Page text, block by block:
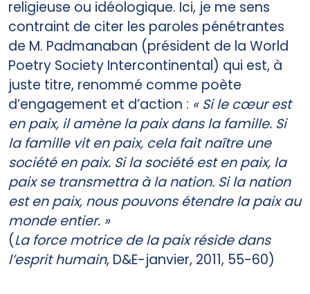
religieuse ou idéologique. Ici, je me sens
contraint de citer les paroles pénétrantes
de M. Padmanaban (président de la World
Poetry Society Intercontinental) qui est, à
juste titre, renommé comme poète
d’engagement et d’action : « Si le cœur est
en paix, il amène la paix dans la famille. Si
la famille vit en paix, cela fait naître une
société en paix. Si la société est en paix, la
paix se transmettra à la nation. Si la nation
est en paix, nous pouvons étendre la paix au
monde entier. »
(La force motrice de la paix réside dans
l’esprit humain, D&E-janvier, 2011, 55-60)